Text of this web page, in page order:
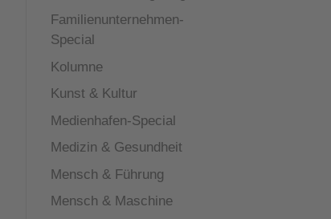
Familienunternehmen-
Special
Kolumne
Kunst & Kultur
Medienhafen-Special
Medizin & Gesundheit
Mensch & Führung
Mensch & Maschine